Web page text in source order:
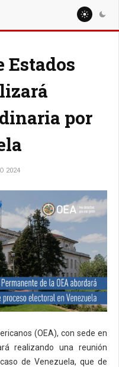
Estados
por
2024
(OEA), con sede en
realizando una reunión
de Venezuela, que de